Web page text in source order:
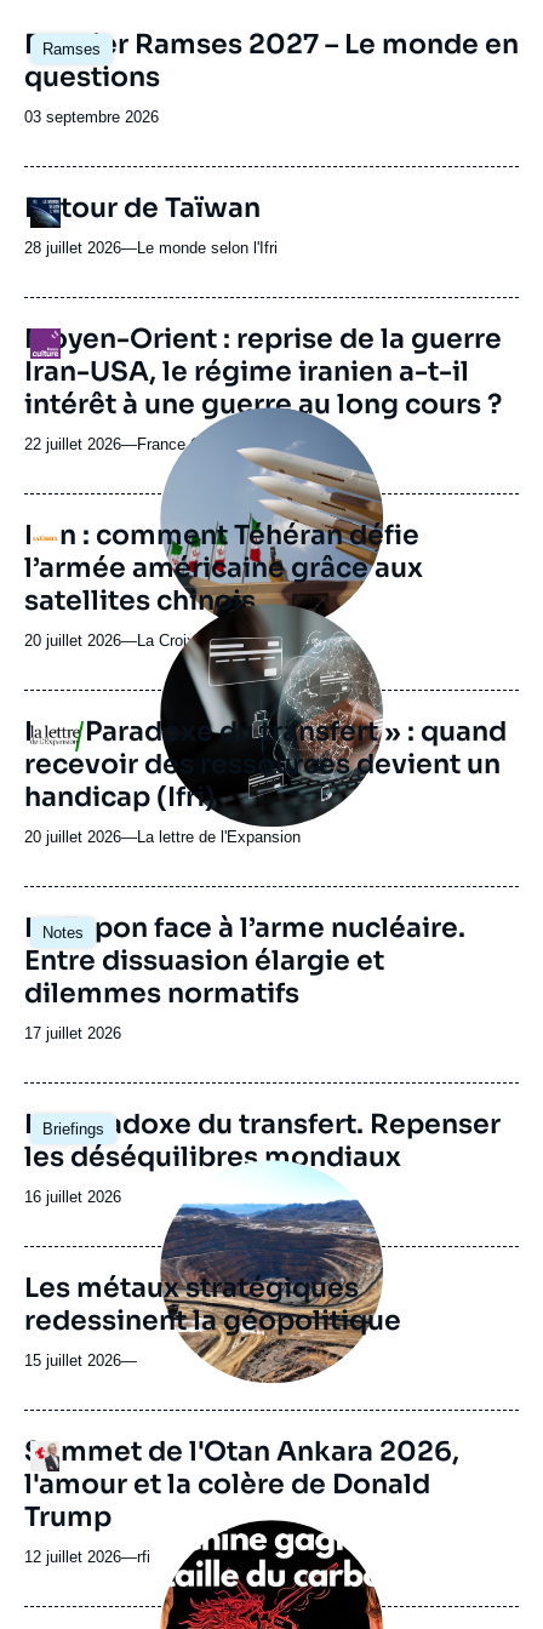
Ramses
Image
principale
Dossier Ramses 2027 – Le monde en
questions
Date
publication
03 septembre 2026
Logo
URL
de
Spotify
Retour de Taïwan
28 juillet 2026—Nom
journal,
ou
émission
Le monde selon l'Ifri
Logo
URL
de
Spotify
Moyen-Orient : reprise de la guerre
Iran-USA, le régime iranien a-t-il
intérêt à une guerre au long cours ?
22 juillet 2026—Nom
journal,
ou
émission
France Culture
Logo
Image
principale
médiatique
Iran : comment Téhéran défie
l’armée américaine grâce aux
satellites chinois
20 juillet 2026—Nom
journal,
revue
ou
émission
La Croix
Logo
Image
principale
médiatique
Le « Paradoxe du transfert » : quand
recevoir des ressources devient un
handicap (Ifri)
20 juillet 2026—Nom
journal,
ou
émission
La lettre de l'Expansion
Notes
Image
principale
Le Japon face à l’arme nucléaire.
Entre dissuasion élargie et
dilemmes normatifs
Date
publication
17 juillet 2026
Briefings
Image
principale
Le paradoxe du transfert. Repenser
les déséquilibres mondiaux
Date
publication
16 juillet 2026
Image
médiatique
Les métaux stratégiques
redessinent la géopolitique
15 juillet 2026—
Logo
Sommet de l'Otan Ankara 2026,
l'amour et la colère de Donald
Trump
12 juillet 2026—Nom
journal,
rfi
principale
médiatique